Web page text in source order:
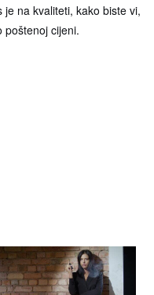
na kvaliteti, kako biste vi,
poštenoj cijeni.